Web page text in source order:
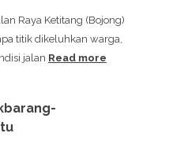
Raya Ketitang (Bojong)
titik dikeluhkan warga,
jalan Read more